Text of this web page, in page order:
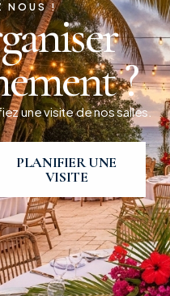
NOUS !
?
une visite de nos salles.
PLANIFIER UNE
VISITE